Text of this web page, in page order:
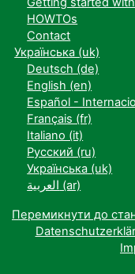
HOWTOs
Contact
Українська ‎(uk)‎
Deutsch ‎(de)‎
English ‎(en)‎
Español -
Français ‎(fr)‎
Italiano ‎(it)‎
Русский ‎(ru)‎
Українська ‎(uk)‎
العربية ‎(ar)‎
Перемикнути до